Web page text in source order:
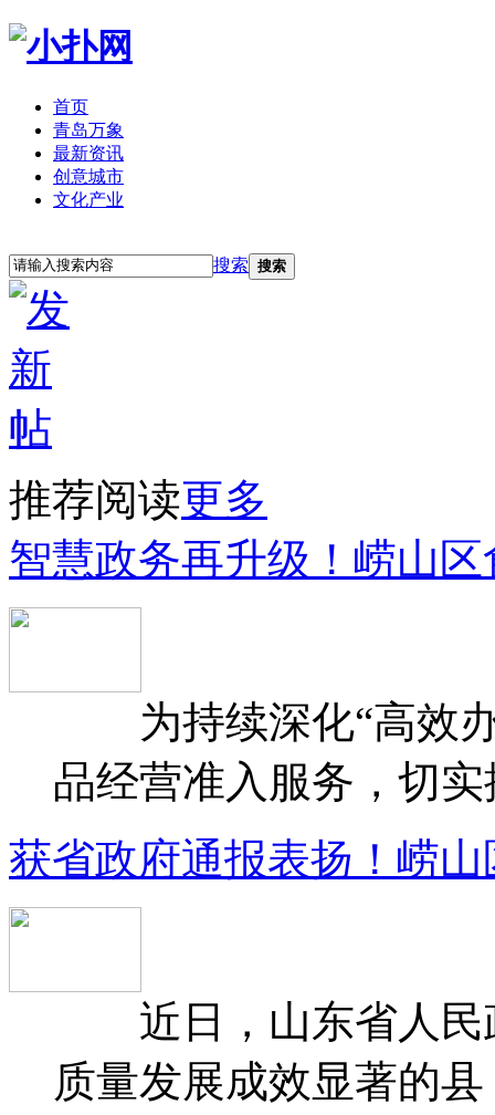
首页
青岛万象
最新资讯
创意城市
文化产业
搜索 搜索
推荐阅读更多
智慧政务再升级！崂山
为持续深化“高效办
品经营准入服务，切
获省政府通报表扬！崂
近日，山东省人民
质量发展成效显著的